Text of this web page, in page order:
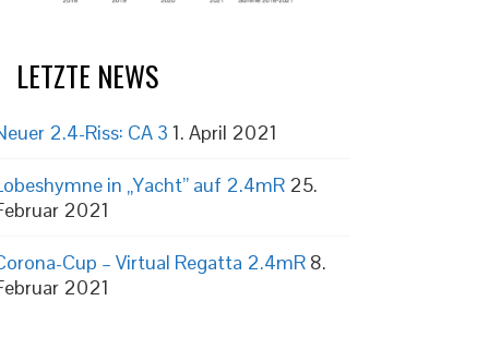
LETZTE NEWS
2.4-Riss: CA 3 1. April 2021
in „Yacht” auf 2.4mR 25.
2021
Cup – Virtual Regatta 2.4mR 8.
2021